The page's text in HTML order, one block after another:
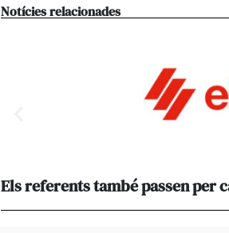
Notícies relacionades
Els referents també passen per